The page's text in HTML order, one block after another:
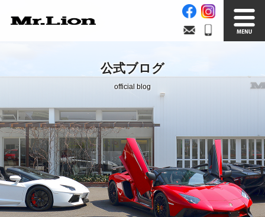
在庫車情報 買取無料査定
Factory
自社工場 サービス案内
Official Blog
公式ブログ
Company info.
会社案内
公式ブログ
official blog